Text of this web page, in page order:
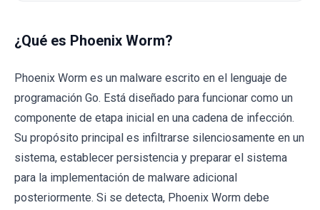
¿Qué es Phoenix Worm?
Phoenix Worm es un malware escrito en el lenguaje de
programación Go. Está diseñado para funcionar como un
componente de etapa inicial en una cadena de infección.
Su propósito principal es infiltrarse silenciosamente en un
sistema, establecer persistencia y preparar el sistema
para la implementación de malware adicional
posteriormente. Si se detecta, Phoenix Worm debe